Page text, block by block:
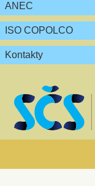
ANEC
ISO COPOLCO
Kontakty